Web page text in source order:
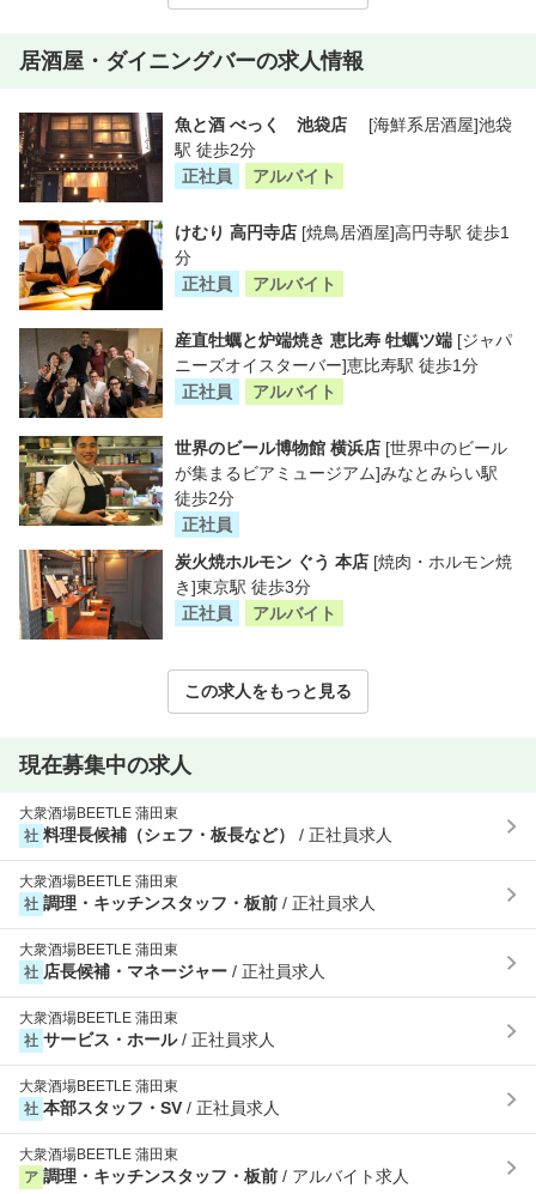
居酒屋・ダイニングバーの求人情報
魚と酒 べっく 池袋店
[海鮮系居酒屋]池袋
駅 徒歩2分
正社員
アルバイト
けむり 高円寺店 [焼鳥居酒屋]高円寺駅 徒歩1
分
正社員
アルバイト
産直牡蠣と炉端焼き 恵比寿 牡蠣ツ端 [ジャパ
ニーズオイスターバー]恵比寿駅 徒歩1分
正社員
アルバイト
世界のビール博物館 横浜店 [世界中のビール
が集まるビアミュージアム]みなとみらい駅
徒歩2分
正社員
炭火焼ホルモン ぐう 本店 [焼肉・ホルモン焼
き]東京駅 徒歩3分
正社員
アルバイト
この求人をもっと見る
現在募集中の求人
大衆酒場BEETLE 蒲田東
社 料理長候補（シェフ・板長など） / 正社員求人
大衆酒場BEETLE 蒲田東
社 調理・キッチンスタッフ・板前 / 正社員求人
大衆酒場BEETLE 蒲田東
社 店長候補・マネージャー / 正社員求人
大衆酒場BEETLE 蒲田東
社 サービス・ホール/ 正社員求人
大衆酒場BEETLE 蒲田東
社 本部スタッフ・SV / 正社員求人
大衆酒場BEETLE 蒲田東
ア 調理・キッチンスタッフ・板前 / アルバイト求人